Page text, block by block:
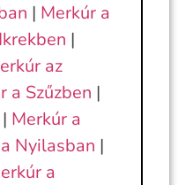
| Merkúr a
|
az
a Szűzben |
| Merkúr a
Nyilasban |
a